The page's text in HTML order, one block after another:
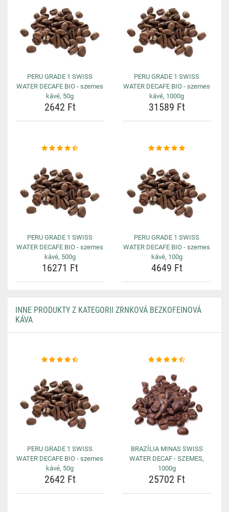
PERU GRADE 1 SWISS
WATER DECAFE BIO - szemes
kávé, 50g
2642 Ft
PERU GRADE 1 SWISS
WATER DECAFE BIO - szemes
kávé, 1000g
31589 Ft
PERU GRADE 1 SWISS
WATER DECAFE BIO - szemes
kávé, 500g
16271 Ft
PERU GRADE 1 SWISS
WATER DECAFE BIO - szemes
kávé, 100g
4649 Ft
INNE PRODUKTY Z KATEGORII ZRNKOVÁ BEZKOFEINOVÁ
KÁVA
PERU GRADE 1 SWISS
WATER DECAFE BIO - szemes
kávé, 50g
2642 Ft
BRAZÍLIA MINAS SWISS
WATER DECAF - SZEMES,
1000g
25702 Ft